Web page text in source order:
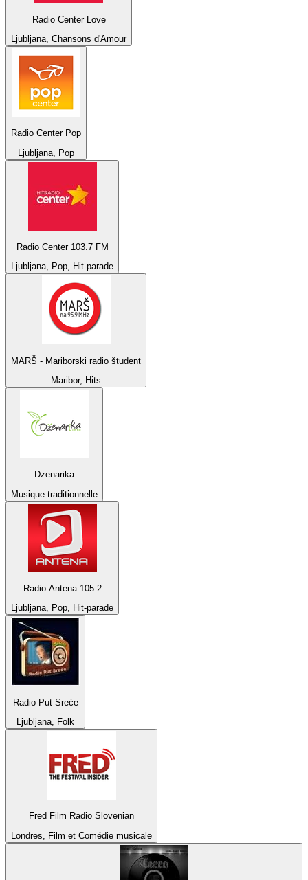
Radio Center Love
Ljubljana, Chansons d'Amour
Radio Center Pop
Ljubljana, Pop
Radio Center 103.7 FM
Ljubljana, Pop, Hit-parade
MARŠ - Mariborski radio študent
Maribor, Hits
Dzenarika
Musique traditionnelle
Radio Antena 105.2
Ljubljana, Pop, Hit-parade
Radio Put Sreće
Ljubljana, Folk
Fred Film Radio Slovenian
Londres, Film et Comédie musicale